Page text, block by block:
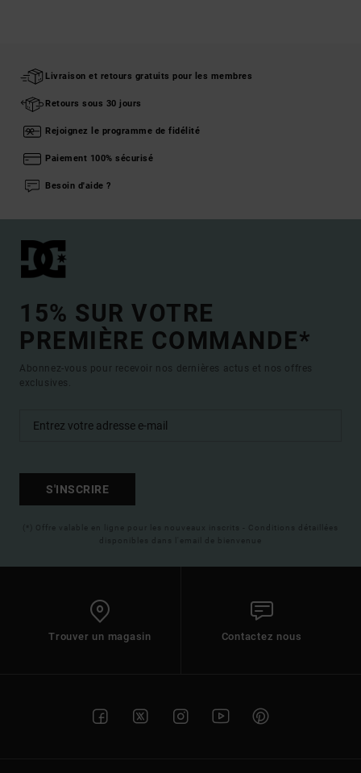
Livraison et retours gratuits pour les membres
Retours sous 30 jours
Rejoignez le programme de fidélité
Paiement 100% sécurisé
Besoin d'aide ?
15% SUR VOTRE
PREMIÈRE COMMANDE*
Abonnez-vous pour recevoir nos dernières actus et nos offres
exclusives.
S'INSCRIRE
(*) Offre valable en ligne pour les nouveaux inscrits - Conditions détaillées
disponibles dans l'email de bienvenue
Trouver un magasin Contactez nous